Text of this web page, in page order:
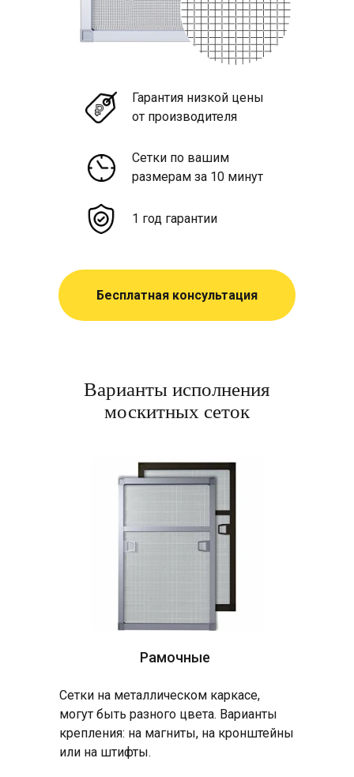
Гарантия низкой цены
от производителя
Сетки по вашим
размерам за 10 минут
1 год гарантии
Бесплатная консультация
Варианты исполнения
москитных сеток
Рамочные
Сетки на металлическом каркасе,
могут быть разного цвета. Варианты
крепления: на магниты, на кронштейны
или на штифты.